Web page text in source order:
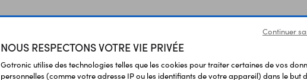
Produits liés à cet article
Continuer
NOUS RESPECTONS VOTRE VIE PRIVÉE
Gotronic utilise des technologies telles que les cookies pour traiter certaines de vos
personnelles (comme votre adresse IP ou les identifiants de votre appareil) dans le but